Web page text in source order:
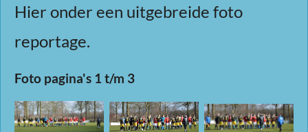
Hier onder een uitgebreide foto
reportage.
Foto pagina's 1 t/m 3